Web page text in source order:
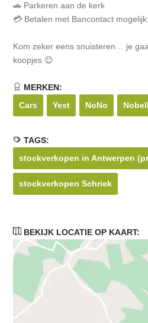
🚗 Parkeren aan de kerk
💳 Betalen met Bancontact mogelijk
Kom zeker eens snuisteren… je
koopjes 😉
MERKEN:
Cars
Yest NoNo Nobell
TAGS:
stockverkopen in Antwerpen
stockverkopen Schriek
BEKIJK LOCATIE OP KAART: